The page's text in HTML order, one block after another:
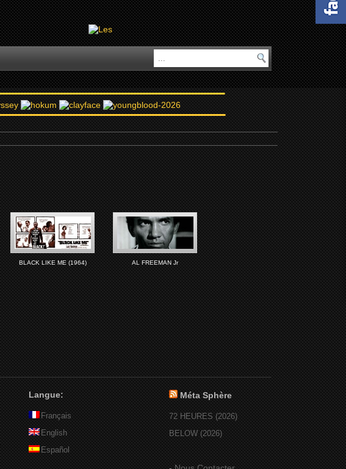
BLACK LIKE ME (1964) AL FREEMAN Jr
Langue:
Français
English
Español
Méta Sphère
72 HEURES (2026)
BELOW (2026)